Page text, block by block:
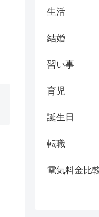
生活
結婚
習い事
育児
誕生日
転職
電気料金比